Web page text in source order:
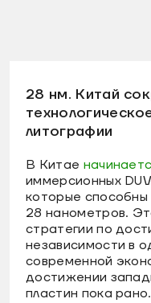
28 нм. Китай
литографии
В Китае
иммерсионных
которые
28 нанометров.
стратегии по
независимости в
современной
достижении
пластин пока рано.